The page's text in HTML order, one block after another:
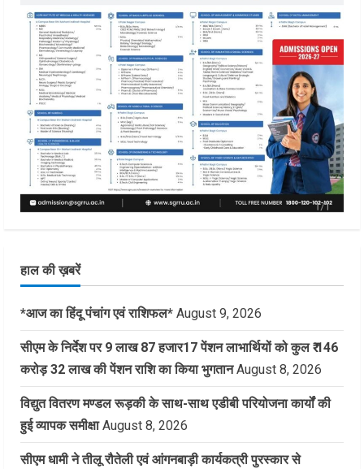
हाल की ख़बरें
*आज का हिंदू पंचांग एवं राशिफल* August 9, 2026
सीएम के निर्देश पर 9 लाख 87 हजार17 पेंशन लाभार्थियों को कुल ₹ 146
करोड़ 32 लाख की पेंशन राशि का किया भुगतान August 8, 2026
विद्युत वितरण मण्डल रूड़की के साथ-साथ एडीबी परियोजना कार्यों की
हुई व्यापक समीक्षा August 8, 2026
सीएम धामी ने तीलू रौतेली एवं आंगनबाड़ी कार्यकत्री पुरस्कार से